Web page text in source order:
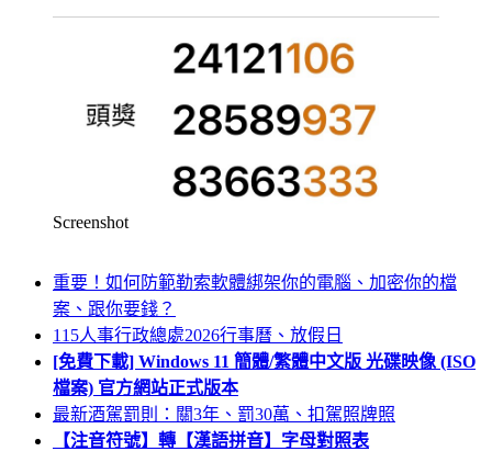
Screenshot
重要！如何防範勒索軟體綁架你的電腦、加密你的檔
案、跟你要錢？
115人事行政總處2026行事曆、放假日
[免費下載] Windows 11 簡體/繁體中文版 光碟映像 (ISO
檔案) 官方網站正式版本
最新酒駕罰則：關3年、罰30萬、扣駕照牌照
【注音符號】轉【漢語拼音】字母對照表